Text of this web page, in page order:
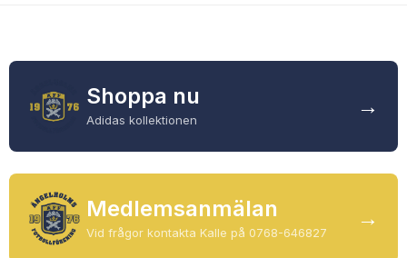
MEDLEMS OCH TRÄNINGSAVGIFTER
Shoppa nu
Adidas kollektionen
→
Medlemsanmälan
Vid frågor kontakta Kalle på 0768-646827
→